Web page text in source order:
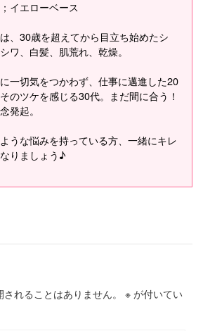
イエローベース
、30歳を超えてから目立ち始めたシ
ワ、白髪、肌荒れ、乾燥。
一切気をつかわず、仕事に邁進した20
のツケを感じる30代。まだ間に合う！
発起。
うな悩みを持っている方、一緒にキレ
りましょう♪
れることはありません。 ※ が付いてい